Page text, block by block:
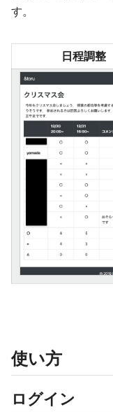
す。
日程調整
使い方
ログイン